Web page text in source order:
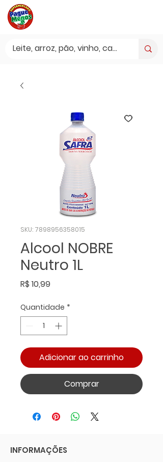
SKU: 7898956358015
Alcool NOBRE
Neutro 1L
R$ 10,99Preço
Quantidade *
Adicionar ao carrinho
Comprar
INFORMAÇÕES